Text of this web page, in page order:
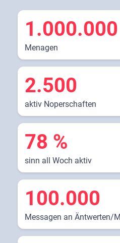
1.000.000
Menagen
2.500
aktiv Noperschaften
78 %
sinn all Woch aktiv
100.000
Messagen an Äntwerten/